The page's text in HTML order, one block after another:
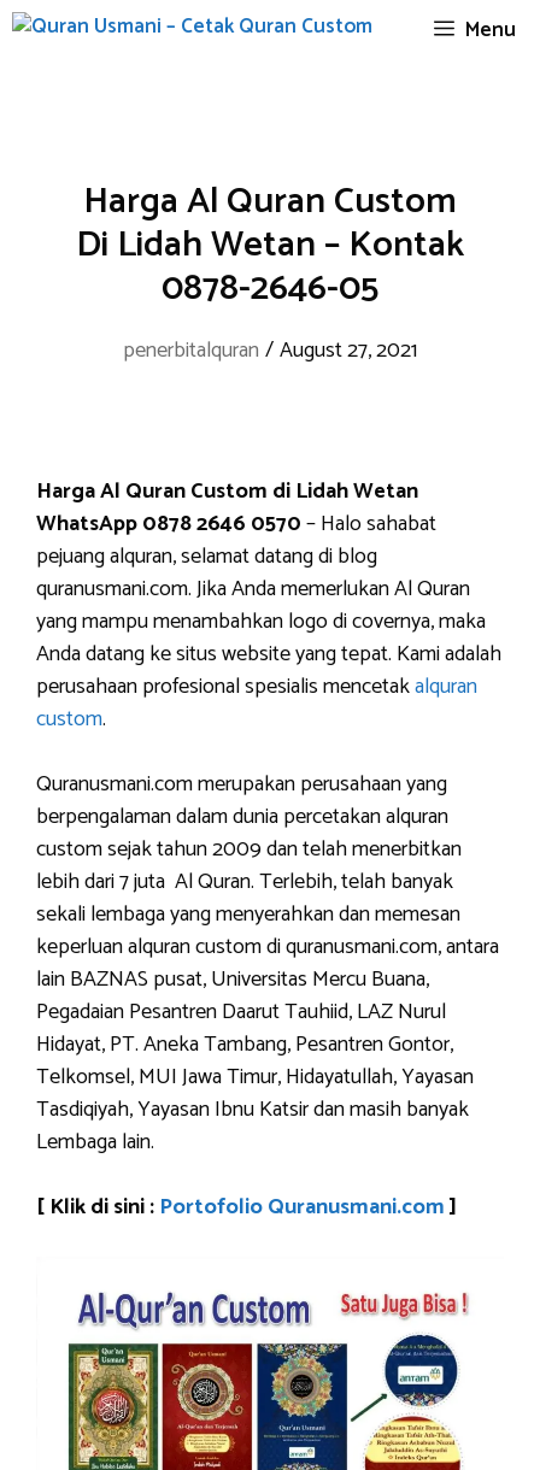
Skip
Menu
Harga Al Quran Custom
Di Lidah Wetan – Kontak
0878-2646-05
penerbitalquran /August 27, 2021
Harga Al Quran Custom di Lidah Wetan
WhatsApp 0878 2646 0570– Halo sahabat
pejuang alquran, selamat datang di blog
quranusmani.com. Jika Anda memerlukan Al Quran
yang mampu menambahkan logo di covernya, maka
Anda datang ke situs website yang tepat. Kami adalah
perusahaan profesional spesialis mencetakalquran
custom.
Quranusmani.com merupakan perusahaan yang
berpengalaman dalam dunia percetakan alquran
custom sejak tahun 2009 dan telah menerbitkan
lebih dari 7 juta Al Quran. Terlebih, telah banyak
sekali lembaga yang menyerahkan dan memesan
keperluan alquran custom di quranusmani.com, antara
lain BAZNAS pusat, Universitas Mercu Buana,
Pegadaian Pesantren Daarut Tauhiid, LAZ Nurul
Hidayat, PT. Aneka Tambang, Pesantren Gontor,
Telkomsel, MUI Jawa Timur, Hidayatullah, Yayasan
Tasdiqiyah, Yayasan Ibnu Katsir dan masih banyak
Lembaga lain.
[ Klik di sini : Portofolio Quranusmani.com]